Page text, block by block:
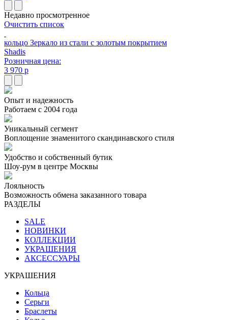
Недавно просмотренное
Очистить список
кольцо Зеркало из стали с золотым покрытием
Shadis
Розничная цена:
3 970 р
Опыт и надежность
Работаем с 2004 года
Уникальный сегмент
Воплощение знаменитого скандинавского стиля
Удобство и собственный бутик
Шоу-рум в центре Москвы
Лояльность
Возможность обмена заказанного товара
РАЗДЕЛЫ
SALE
НОВИНКИ
КОЛЛЕКЦИИ
УКРАШЕНИЯ
АКСЕССУАРЫ
УКРАШЕНИЯ
Кольца
Серьги
Браслеты